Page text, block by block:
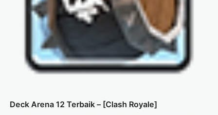
Deck Arena 12 Terbaik – [Clash Royale]